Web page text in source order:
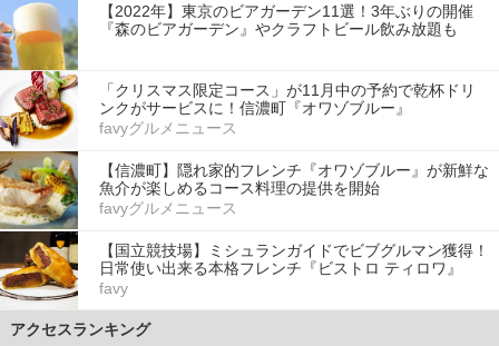
【2022年】東京のビアガーデン11選！3年ぶりの開催
『森のビアガーデン』やクラフトビール飲み放題も
「クリスマス限定コース」が11月中の予約で乾杯ドリ
ンクがサービスに！信濃町『オワゾブルー』
favyグルメニュース
【信濃町】隠れ家的フレンチ『オワゾブルー』が新鮮な
魚介が楽しめるコース料理の提供を開始
favyグルメニュース
【国立競技場】ミシュランガイドでビブグルマン獲得！
日常使い出来る本格フレンチ『ビストロ ティロワ』
favy
アクセスランキング